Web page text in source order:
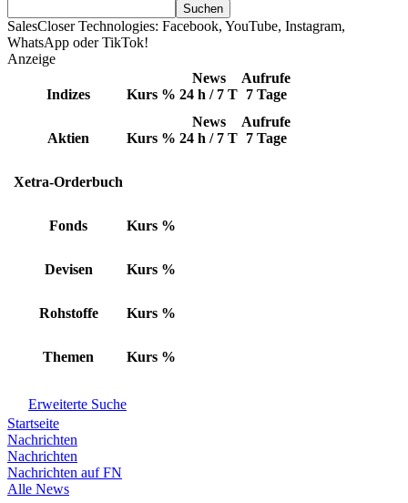
SalesCloser Technologies: Facebook, YouTube, Instagram,
WhatsApp oder TikTok!
Anzeige
Indizes Kurs %
News
24 h / 7 T
Aufrufe
7 Tage
Aktien Kurs %
News
24 h / 7 T
Aufrufe
7 Tage
Xetra-Orderbuch
Fonds Kurs %
Devisen Kurs %
Rohstoffe Kurs %
Themen Kurs %
Erweiterte Suche
Startseite
Nachrichten
Nachrichten
Nachrichten auf FN
Alle News